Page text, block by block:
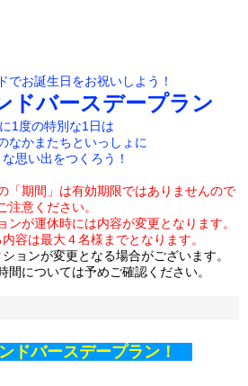
でお誕生日をお祝いしよう！
ドバースデープラン
1度の特別な1日は
なかまたちといっしょに
思い出をつくろう！
「期間」は有効期限ではありませんので
注意ください。
が運休時には内容が変更となります。
容は最大４名様までとなります。
ョンが変更となる場合がございます。
については予めご確認ください。
ドバースデープラン！